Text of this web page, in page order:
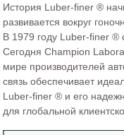
История Luber-finer ®
развивается вокруг
В 1979 году Luber-finer ®
Сегодня Champion
мире производителей
связь обеспечивает
Luber-finer ® и его
для глобальной